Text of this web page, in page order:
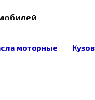
моторные Кузов